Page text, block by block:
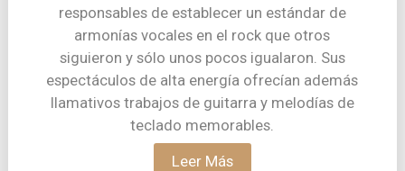
responsables de establecer un estándar de
armonías vocales en el rock que otros
siguieron y sólo unos pocos igualaron. Sus
espectáculos de alta energía ofrecían además
llamativos trabajos de guitarra y melodías de
teclado memorables.
Leer Más